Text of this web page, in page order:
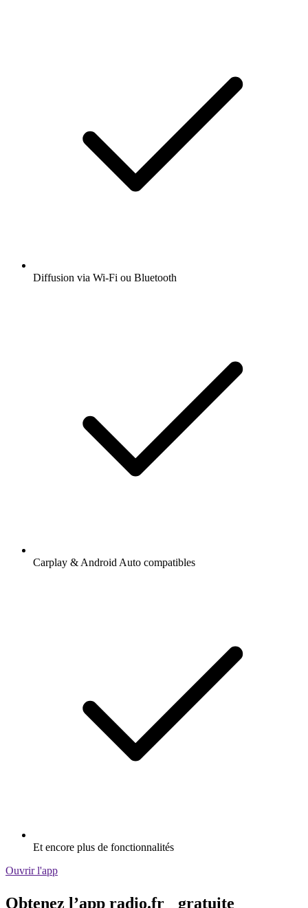
Diffusion via Wi-Fi ou Bluetooth
Carplay & Android Auto compatibles
Et encore plus de fonctionnalités
Ouvrir l'app
Obtenez l’app radio.fr gratuite